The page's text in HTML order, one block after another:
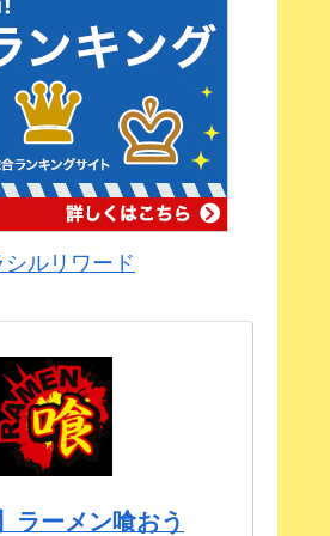
シルリワード
ラーメン喰おう